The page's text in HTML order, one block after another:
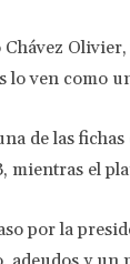
lo ven como
de las
mientras el
por la